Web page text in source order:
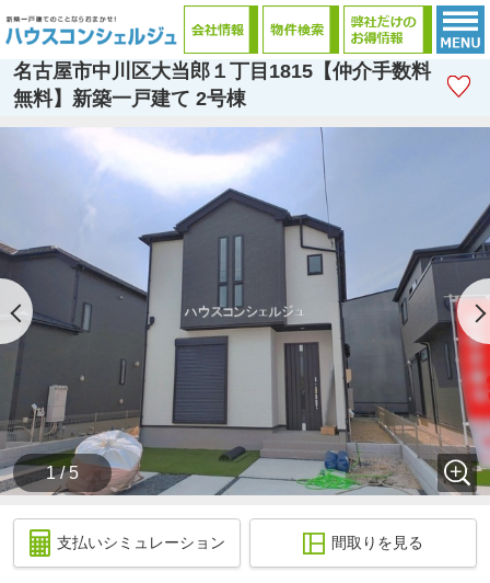
名古屋市中川区大当郎１丁目1815【仲介手数料
無料】新築一戸建て 2号棟
1 / 5
支払いシミュレーション 間取りを見る